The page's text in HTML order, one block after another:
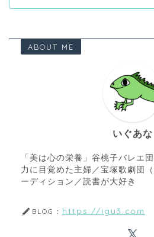
ABOUT ME
いぐあな
「美は心の栄養」谷桃子バレエ
力に目覚めた主婦／宝塚歌劇団
ーディション／読書が大好き
BLOG： https://igu3.com